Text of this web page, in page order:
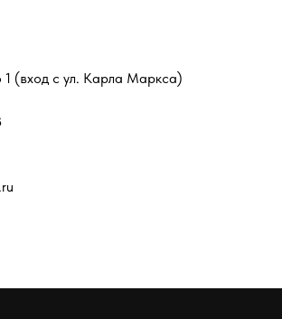
1 (вход с ул. Карла Маркса)